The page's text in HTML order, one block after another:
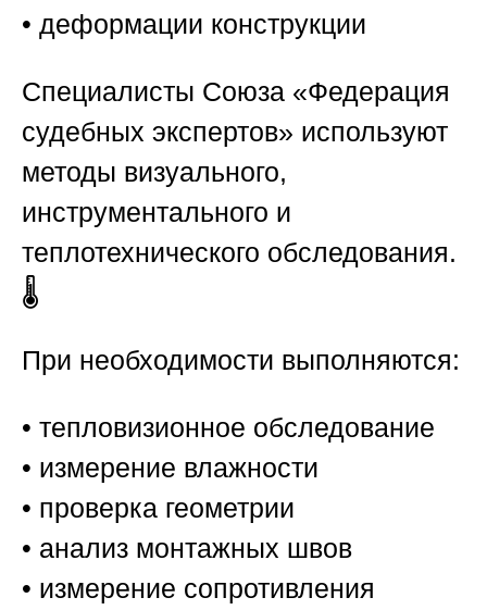
• деформации конструкции
Специалисты Союза «Федерация
судебных экспертов» используют
методы визуального,
инструментального и
теплотехнического обследования.
🌡️
При необходимости выполняются:
• тепловизионное обследование
• измерение влажности
• проверка геометрии
• анализ монтажных швов
• измерение сопротивления